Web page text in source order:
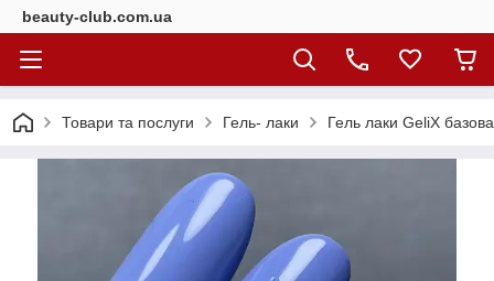
beauty-club.com.ua
Товари та послуги Гель- лаки Гель лаки GeliX